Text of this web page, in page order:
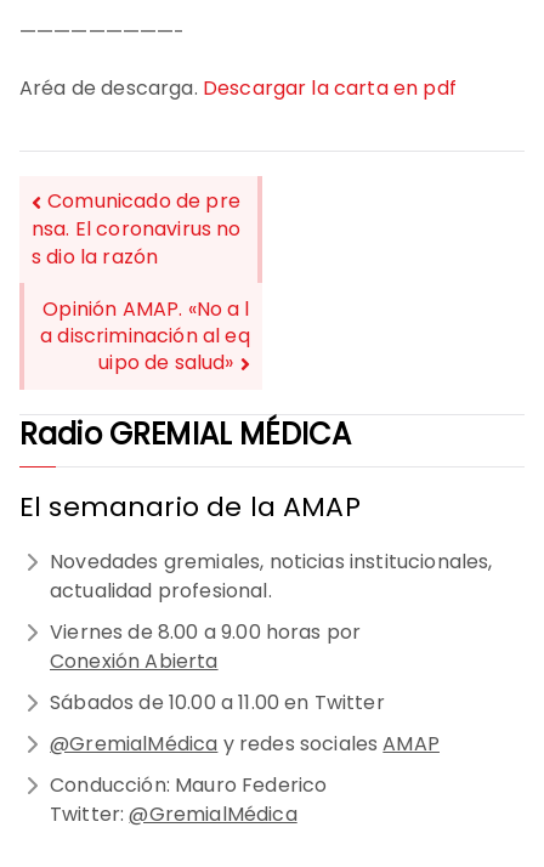
—————————-
Aréa de descarga. Descargar la carta en pdf
NAVEGACIÓN
DE
ENTRADAS
Comunicado de pre
nsa. El coronavirus no
s dio la razón
Opinión AMAP. «No a l
a discriminación al eq
uipo de salud»
Radio GREMIAL MÉDICA
El semanario de la AMAP
Novedades gremiales, noticias institucionales,
actualidad profesional.
Viernes de 8.00 a 9.00 horas por
Conexión Abierta
Sábados de 10.00 a 11.00 en Twitter
@GremialMédica y redes socialesAMAP
Conducción: Mauro Federico
Twitter:@GremialMédica